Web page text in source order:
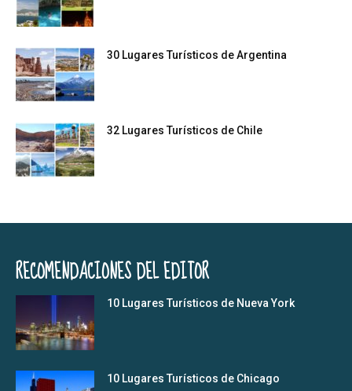
30 Lugares Turísticos de Argentina
32 Lugares Turísticos de Chile
RECOMENDACIONES DEL EDITOR
10 Lugares Turísticos de Nueva York
10 Lugares Turísticos de Chicago